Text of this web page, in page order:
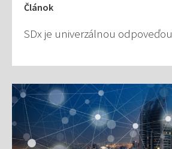
Článok
SDx je univerzálnou odpoveďou